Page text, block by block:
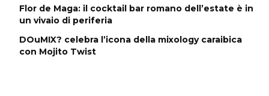
Flor de Maga: il cocktail bar romano dell’estate è in
un vivaio di periferia
DOuMIX? celebra l’icona della mixology caraibica
con Mojito Twist